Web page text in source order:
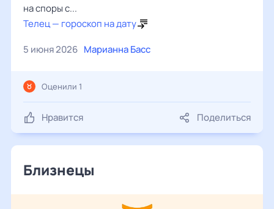
на споры с...
Телец — гороскоп на дату
5 июня 2026 Марианна Басс
Нравится Поделиться
Оценили 1
Близнецы